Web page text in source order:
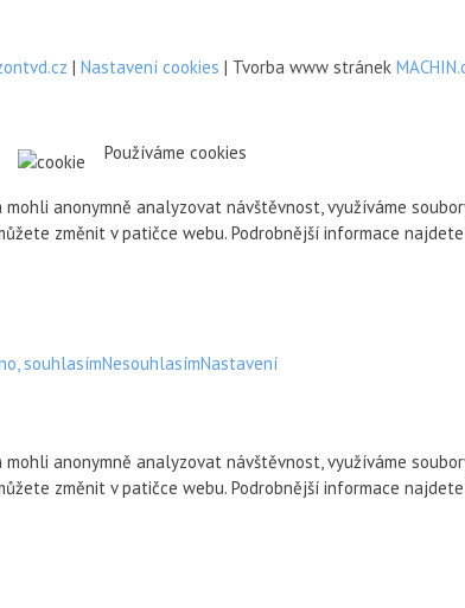
| Nastavení cookies | Tvorba www stránek
Používáme cookies
anonymně analyzovat návštěvnost, využíváme
změnit v patičce webu. Podrobnější informace
souhlasímNesouhlasímNastavení
anonymně analyzovat návštěvnost, využíváme
změnit v patičce webu. Podrobnější informace